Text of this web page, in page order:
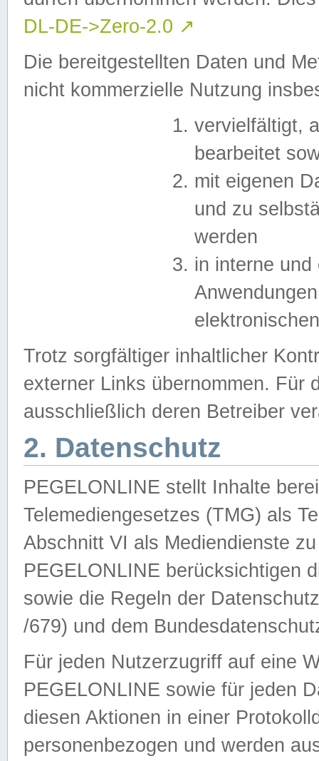
DL-DE->Zero-2.0 ↗
Die bereitgestellten Daten und
nicht kommerzielle Nutzung
vervielfältigt,
bearbeitet
mit eigenen
und zu
werden
in interne
Trotz sorgfältiger inhaltlicher
externer Links übernommen. Für
ausschließlich deren Betreiber
2. Datenschutz
PEGELONLINE stellt Inhalte
Telemediengesetzes (TMG) als
Abschnitt VI als Mediendienste
PEGELONLINE berücksichtigen
sowie die Regeln der
/679) und dem
Für jeden Nutzerzugriff auf eine
PEGELONLINE sowie für jeden
diesen Aktionen in einer
personenbezogen und werden